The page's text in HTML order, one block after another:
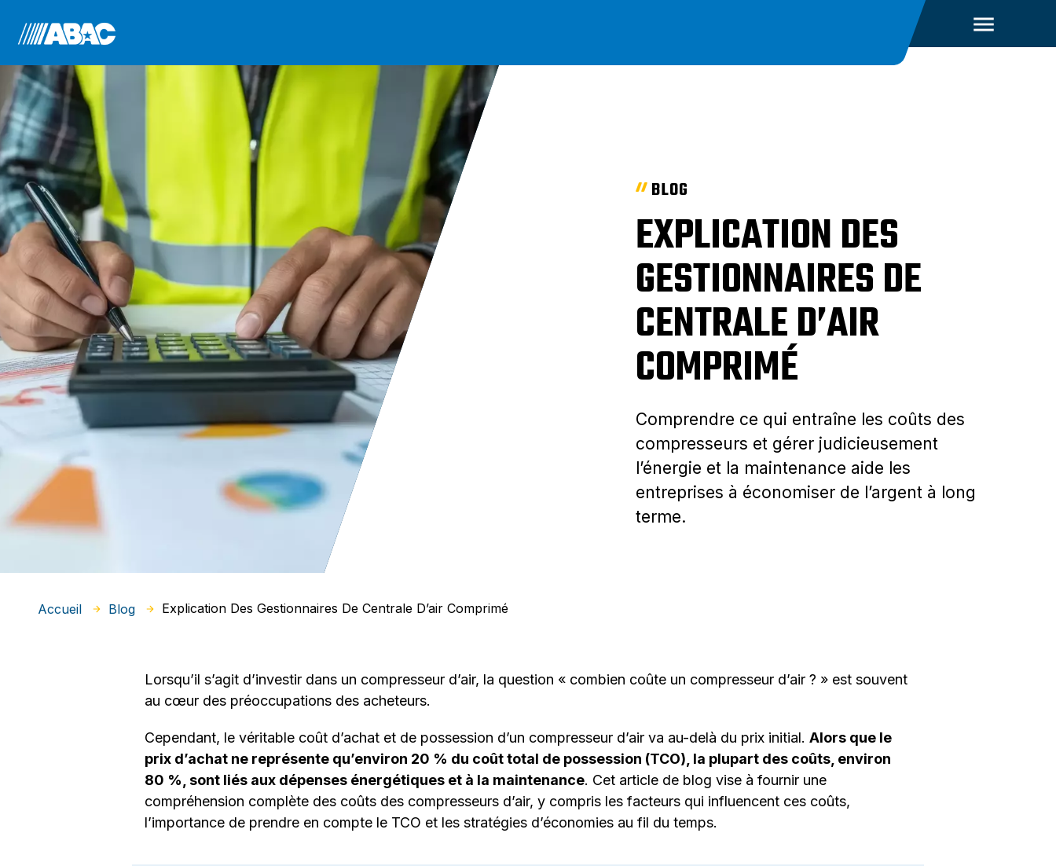
BLOG
EXPLICATION DES
GESTIONNAIRES DE
CENTRALE D’AIR
COMPRIMÉ
Comprendre ce qui entraîne les coûts des
compresseurs et gérer judicieusement
l’énergie et la maintenance aide les
entreprises à économiser de l’argent à long
terme.
Accueil Blog Explication Des Gestionnaires De Centrale D’air Comprimé
Lorsqu’il s’agit d’investir dans un compresseur d’air, la question « combien coûte un compresseur d’air ? » est souvent
au cœur des préoccupations des acheteurs.
Cependant, le véritable coût d’achat et de possession d’un compresseur d’air va au-delà du prix initial. Alors que le
prix d’achat ne représente qu’environ 20 % du coût total de possession (TCO), la plupart des coûts, environ
80 %, sont liés aux dépenses énergétiques et à la maintenance. Cet article de blog vise à fournir une
compréhension complète des coûts des compresseurs d’air, y compris les facteurs qui influencent ces coûts,
l’importance de prendre en compte le TCO et les stratégies d’économies au fil du temps.